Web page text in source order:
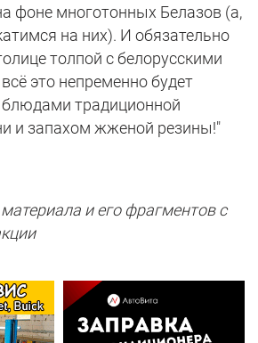
фоне многотонных Белазов (а,
на них). И обязательно
толпой с белорусскими
это непременно будет
традиционной
и запахом жженой резины!"
и его фрагментов с